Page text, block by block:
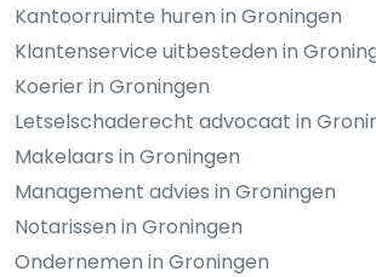
Kantoorruimte huren in Groningen
Klantenservice uitbesteden in
Koerier in Groningen
Letselschaderecht advocaat in
Makelaars in Groningen
Management advies in Groningen
Notarissen in Groningen
Ondernemen in Groningen